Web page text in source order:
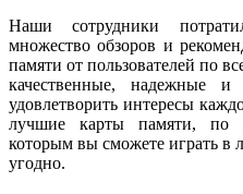
Наши сотрудники
множество обзоров и
памяти от пользователей по
качественные, надежные
удовлетворить интересы
лучшие карты памяти, по
которым вы сможете играть в
угодно.